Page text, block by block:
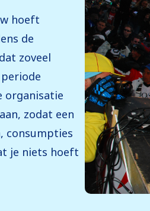
hoeft
de
zoveel
organisatie
zodat een
consumpties
je niets hoeft